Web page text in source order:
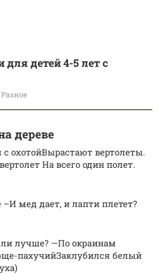
для детей 4-5 лет с
Разное
дереве
охотойВырастают вертолеты.
На всего один полет.
–И мед дает, и лапти плетет?
лучше? —По окраинам
пахучийЗаклубился белый